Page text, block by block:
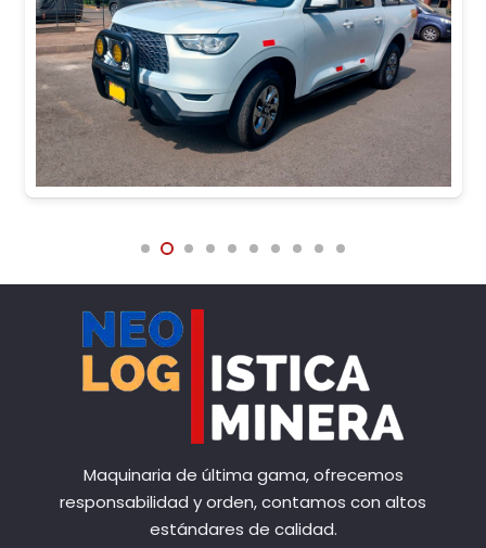
Maquinaria de última gama, ofrecemos
responsabilidad y orden, contamos con altos
estándares de calidad.